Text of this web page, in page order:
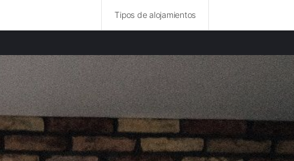
Tipos de alojamientos
Apartamentos en La Rioja
Apartamentos en Cataluña
Apartamentos en País Vasco
Apartamentos en Andorra la Vella
Apartamentos en La Massana
Apartamentos en Ordino
Apartamentos en Comunidad Valenciana